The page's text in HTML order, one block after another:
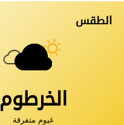
الطقس
الخرطوم
غيوم متفرقة